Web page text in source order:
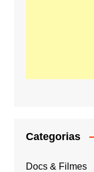
Categorias
Docs & Filmes